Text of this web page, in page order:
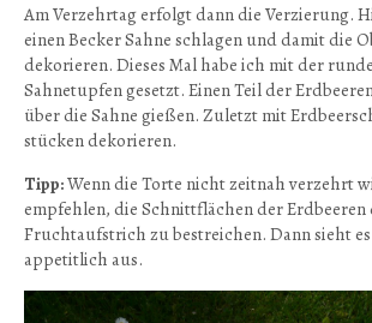
Am Verzehrtag erfolgt dann die Verzierung.
einen Becker Sahne schlagen und damit die
dekorieren. Dieses Mal habe ich mit der
Sahnetupfen gesetzt. Einen Teil der
über die Sahne gießen. Zuletzt mit
stücken dekorieren.
Tipp:Wenn die Torte nicht zeitnah verzehrt
empfehlen, die Schnittflächen der Erdbeeren
Fruchtaufstrich zu bestreichen. Dann sieht
appetitlich aus.